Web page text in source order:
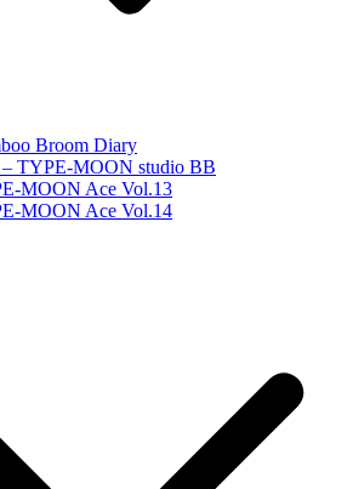
Broom Diary
– TYPE-MOON studio BB
MOON Ace Vol.13
MOON Ace Vol.14